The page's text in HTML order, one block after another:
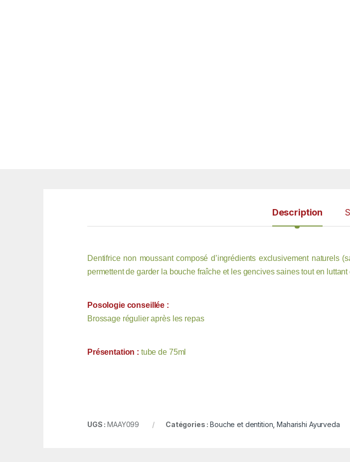
Description
Dentifrice non moussant composé d’ingrédients exclusivement naturels
permettent de garder la bouche fraîche et les gencives saines tout en
Posologie conseillée :
Brossage régulier après les repas
Présentation : tube de 75ml
UGS :MAAY099 Catégories :Bouche et dentition ,Maharishi Ayurveda